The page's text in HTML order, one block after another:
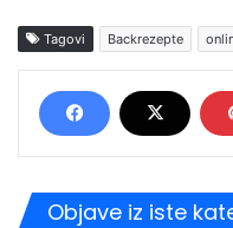
Tagovi Backrezepte
Objave iz iste